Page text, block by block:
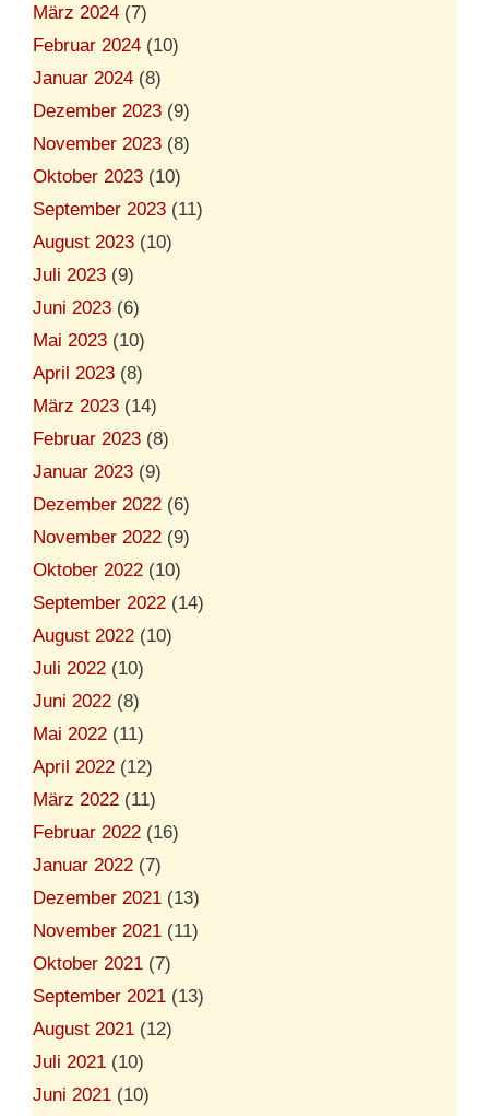
März 2024 (7)
Februar 2024 (10)
Januar 2024 (8)
Dezember 2023 (9)
November 2023 (8)
Oktober 2023 (10)
September 2023 (11)
August 2023 (10)
Juli 2023 (9)
Juni 2023 (6)
Mai 2023 (10)
April 2023 (8)
März 2023 (14)
Februar 2023 (8)
Januar 2023 (9)
Dezember 2022 (6)
November 2022 (9)
Oktober 2022 (10)
September 2022 (14)
August 2022 (10)
Juli 2022 (10)
Juni 2022 (8)
Mai 2022 (11)
April 2022 (12)
März 2022 (11)
Februar 2022 (16)
Januar 2022 (7)
Dezember 2021 (13)
November 2021 (11)
Oktober 2021 (7)
September 2021 (13)
August 2021 (12)
Juli 2021 (10)
Juni 2021 (10)